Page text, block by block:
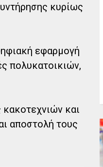
κυρίως
εφαρμογή
πολυκατοικιών,
και
αποστολή τους